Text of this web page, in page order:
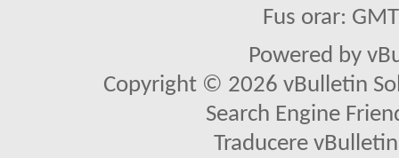
Fus orar:
Powered by
Copyright © 2026 vBulletin
Search Engine
Traducere